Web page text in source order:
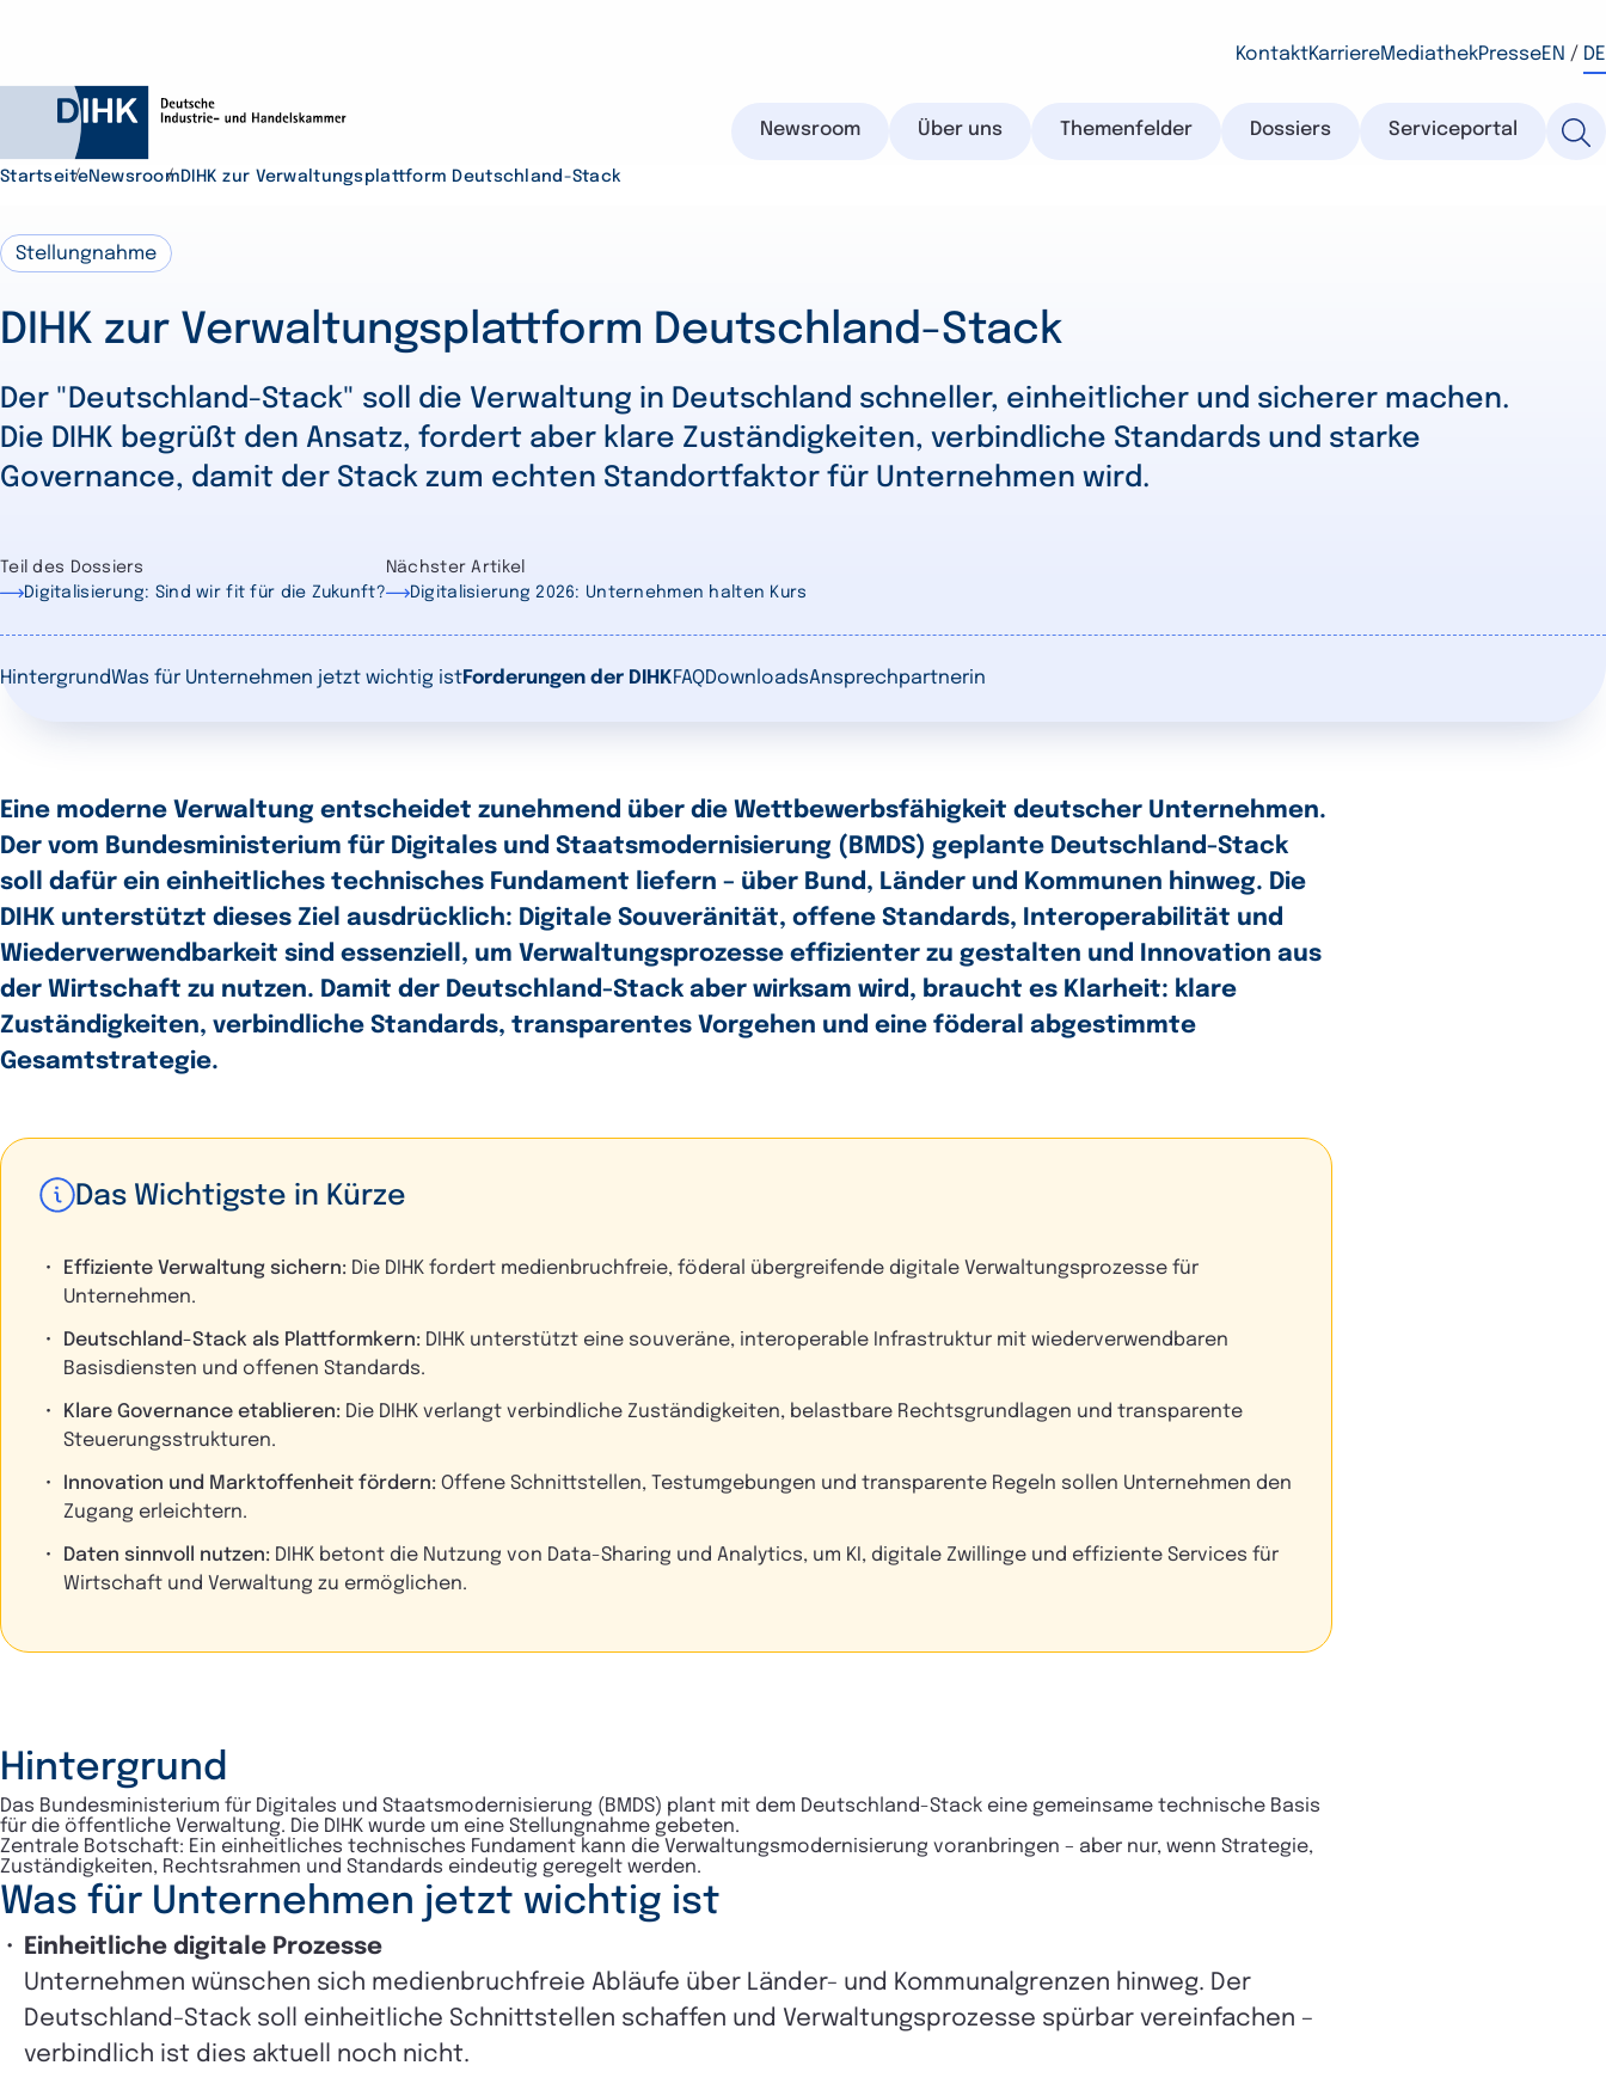
KontaktKarriereMediathekPresseEN / DE
Newsroom Über uns Themenfelder Dossiers Serviceportal
Durchsuchen Sie DIHK.de
Suchen
StartseiteNewsroom DIHK zur Verwaltungsplattform Deutschland-Stack
Stellungnahme
DIHK zur Verwaltungsplattform Deutschland-Stack
Der "Deutschland-Stack" soll die Verwaltung in Deutschland schneller, einheitlicher und sicherer machen.
Die DIHK begrüßt den Ansatz, fordert aber klare Zuständigkeiten, verbindliche Standards und starke
Governance, damit der Stack zum echten Standortfaktor für Unternehmen wird.
Teil des Dossiers
Digitalisierung: Sind wir fit für die Zukunft?
Nächster Artikel
Digitalisierung 2026: Unternehmen halten Kurs
HintergrundWas für Unternehmen jetzt wichtig istForderungen der DIHKFAQDownloadsAnsprechpartnerin
Eine moderne Verwaltung entscheidet zunehmend über die Wettbewerbsfähigkeit deutscher Unternehmen.
Der vom Bundesministerium für Digitales und Staatsmodernisierung (BMDS) geplante Deutschland-Stack
soll dafür ein einheitliches technisches Fundament liefern – über Bund, Länder und Kommunen hinweg. Die
DIHK unterstützt dieses Ziel ausdrücklich: Digitale Souveränität, offene Standards, Interoperabilität und
Wiederverwendbarkeit sind essenziell, um Verwaltungsprozesse effizienter zu gestalten und Innovation aus
der Wirtschaft zu nutzen. Damit der Deutschland-Stack aber wirksam wird, braucht es Klarheit: klare
Zuständigkeiten, verbindliche Standards, transparentes Vorgehen und eine föderal abgestimmte
Gesamtstrategie.
Das Wichtigste in Kürze
Effiziente Verwaltung sichern: Die DIHK fordert medienbruchfreie, föderal übergreifende digitale Verwaltungsprozesse für
Unternehmen.
Deutschland-Stack als Plattformkern: DIHK unterstützt eine souveräne, interoperable Infrastruktur mit wiederverwendbaren
Basisdiensten und offenen Standards.
Klare Governance etablieren: Die DIHK verlangt verbindliche Zuständigkeiten, belastbare Rechtsgrundlagen und transparente
Steuerungsstrukturen.
Innovation und Marktoffenheit fördern: Offene Schnittstellen, Testumgebungen und transparente Regeln sollen Unternehmen den
Zugang erleichtern.
Daten sinnvoll nutzen: DIHK betont die Nutzung von Data-Sharing und Analytics, um KI, digitale Zwillinge und effiziente Services für
Wirtschaft und Verwaltung zu ermöglichen.
Hintergrund
Das Bundesministerium für Digitales und Staatsmodernisierung (BMDS) plant mit dem Deutschland-Stack eine gemeinsame technische Basis
für die öffentliche Verwaltung. Die DIHK wurde um eine Stellungnahme gebeten.
Zentrale Botschaft: Ein einheitliches technisches Fundament kann die Verwaltungsmodernisierung voranbringen – aber nur, wenn Strategie,
Zuständigkeiten, Rechtsrahmen und Standards eindeutig geregelt werden.
Was für Unternehmen jetzt wichtig ist
Einheitliche digitale Prozesse
Unternehmen wünschen sich medienbruchfreie Abläufe über Länder- und Kommunalgrenzen hinweg. Der
Deutschland-Stack soll einheitliche Schnittstellen schaffen und Verwaltungsprozesse spürbar vereinfachen –
verbindlich ist dies aktuell noch nicht.